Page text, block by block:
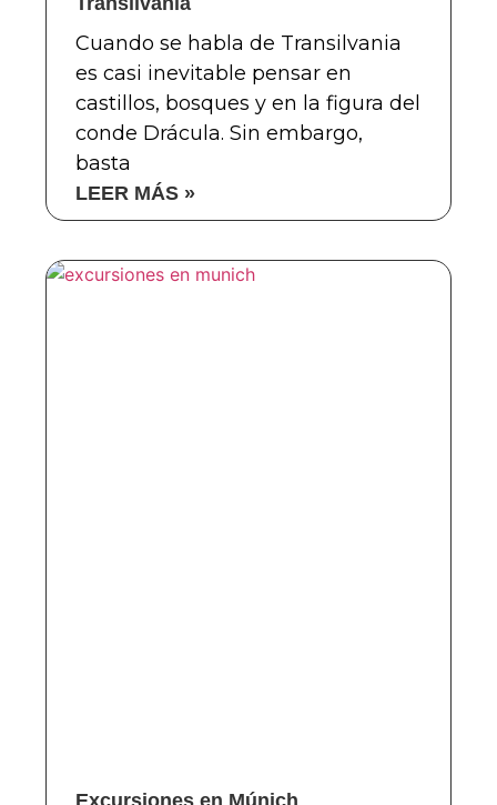
Cuando se habla de Transilvania
es casi inevitable pensar en
castillos, bosques y en la figura del
conde Drácula. Sin embargo,
basta
LEER MÁS »